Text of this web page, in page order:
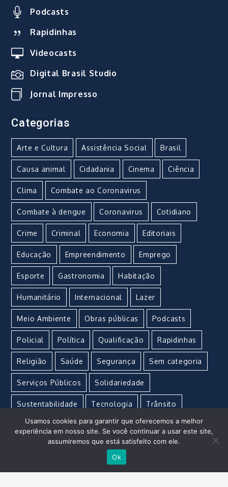
Podcasts
Rapidinhas
Videocasts
Digital Brasil Studio
Jornal Impresso
Categorias
Arte e Cultura Assistência Social Brasil
Causa animal Cidadania Cinema Ciência
Clima Combate ao Coronavirus
Combate à dengue Coronavirus Cotidiano
Crime Criminal Economia Editoriais
Educação Empreendimento Emprego
Esporte Gastronomia Habitação
Humanitário Internacional Lazer
Meio Ambiente Obras públicas Podcasts
Policial Política Qualificação Rapidinhas
Religião Saúde Segurança Sem categoria
Serviços Públicos Solidariedade
Sustentabilidade Tecnologia Trânsito
Turismo Urgente Vacina Violência
Usamos cookies para garantir que oferecemos a melhor
experiência em nosso site. Se você continuar a usar este site,
assumiremos que está satisfeito com ele.
Ok